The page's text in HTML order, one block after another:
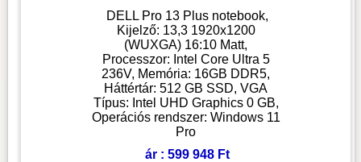
DELL Pro 13 Plus notebook,
Kijelző: 13,3 1920x1200
(WUXGA) 16:10 Matt,
Processzor: Intel Core Ultra 5
236V, Memória: 16GB DDR5,
Háttértár: 512 GB SSD, VGA
Típus: Intel UHD Graphics 0 GB,
Operációs rendszer: Windows 11
Pro
ár : 599 948 Ft